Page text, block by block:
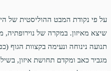
על פי נקודת המבט ההוליסטית של
שיצא מאיזון. במקרה של נוירופתיה,
תנועה נינוחה ונעימה בקצוות הגוף
מגביר כאב ומקדם תחושת איזון,